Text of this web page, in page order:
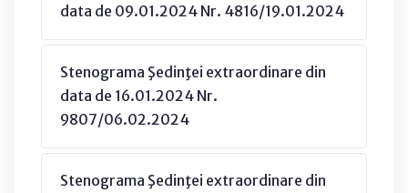
data de 09.01.2024 Nr. 4816/19.01.2024
Stenograma Şedinţei extraordinare din
data de 16.01.2024 Nr.
9807/06.02.2024
Stenograma Şedinţei extraordinare din